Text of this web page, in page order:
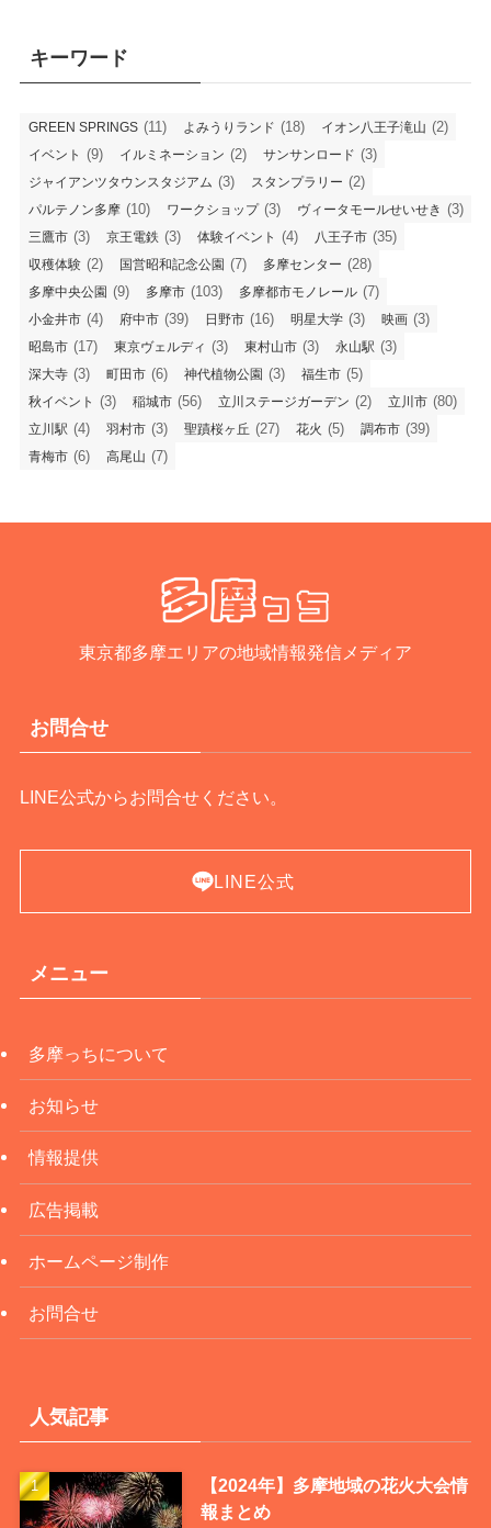
キーワード
GREEN SPRINGS (11) よみうりランド (18) イオン八王子滝山 (2)
イベント (9) イルミネーション (2) サンサンロード (3)
ジャイアンツタウンスタジアム (3) スタンプラリー (2)
パルテノン多摩 (10) ワークショップ(3) ヴィータモールせいせき (3)
三鷹市 (3) 京王電鉄 (3) 体験イベント (4) 八王子市 (35)
収穫体験 (2) 国営昭和記念公園 (7) 多摩センター (28)
多摩中央公園 (9) 多摩市 (103) 多摩都市モノレール (7)
小金井市 (4) 府中市 (39) 日野市 (16) 明星大学 (3) 映画 (3)
昭島市 (17) 東京ヴェルディ (3) 東村山市 (3) 永山駅 (3)
深大寺 (3) 町田市 (6) 神代植物公園 (3) 福生市 (5)
秋イベント (3) 稲城市 (56) 立川ステージガーデン (2) 立川市 (80)
立川駅 (4) 羽村市 (3) 聖蹟桜ヶ丘 (27) 花火 (5) 調布市 (39)
青梅市 (6) 高尾山 (7)
東京都多摩エリアの地域情報発信メディア
お問合せ
LINE公式からお問合せください。
LINE公式
メニュー
多摩っちについて
お知らせ
情報提供
広告掲載
ホームページ制作
お問合せ
人気記事
【2024年】多摩地域の花火大会情
報まとめ